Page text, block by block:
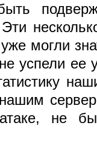
Эти
могли
успели ее
атаке, не